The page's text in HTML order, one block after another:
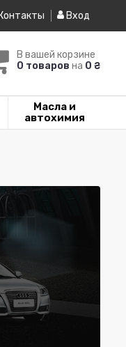
Контакты Вход
В вашей корзине
0 товаров на 0 ₴
Масла и
автохимия